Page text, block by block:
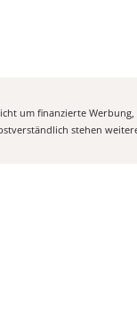
um finanzierte
stehen